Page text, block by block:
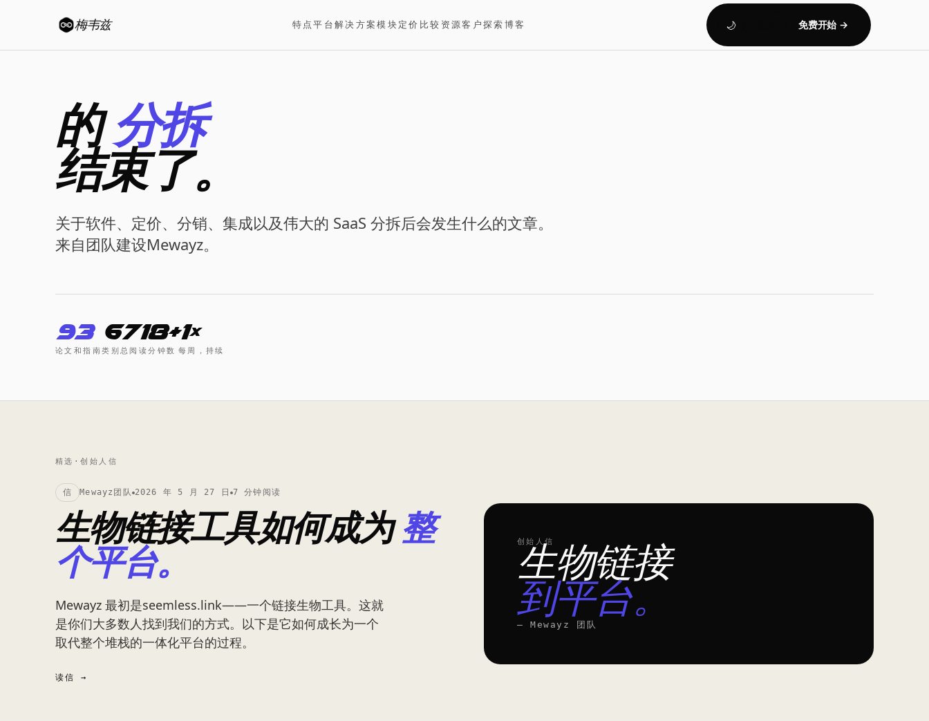
梅韦兹 特点平台解决方案模块 定价 比较 资源客户 探索 博客 🌙 免费开始 →
的 分拆
结束了。
关于软件、定价、分销、集成以及伟大的 SaaS 分拆后会发生什么的文章。
来自团队建设Mewayz。
93
论文和指南
6
类别
718+
总阅读分钟数
1×
每周，持续
精选·创始人信
信 Mewayz团队 2026 年 5 月 27 日 7 分钟阅读
生物链接工具如何成为 整
个平台。
Mewayz 最初是seemless.link——一个链接生物工具。这就
是你们大多数人找到我们的方式。以下是它如何成长为一个
取代整个堆栈的一体化平台的过程。
读信
创始人信
生物链接
到平台。
— Mewayz 团队